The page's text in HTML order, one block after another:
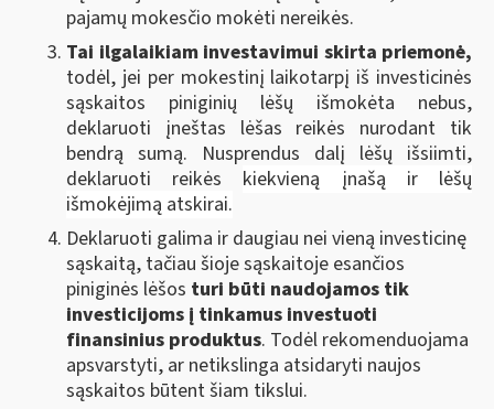
pajamų mokesčio mokėti nereikės.
Tai ilgalaikiam investavimui skirta priemonė,
todėl, jei per mokestinį laikotarpį iš investicinės
sąskaitos piniginių lėšų išmokėta nebus,
deklaruoti įneštas lėšas reikės nurodant tik
bendrą sumą. Nusprendus dalį lėšų išsiimti,
deklaruoti reikės kiekvieną įnašą ir lėšų
išmokėjimą atskirai.
Deklaruoti galima ir daugiau nei vieną investicinę
sąskaitą, tačiau šioje sąskaitoje esančios
piniginės lėšos turi būti naudojamos tik
investicijoms į tinkamus investuoti
finansinius produktus. Todėl rekomenduojama
apsvarstyti, ar netikslinga atsidaryti naujos
sąskaitos būtent šiam tikslui.